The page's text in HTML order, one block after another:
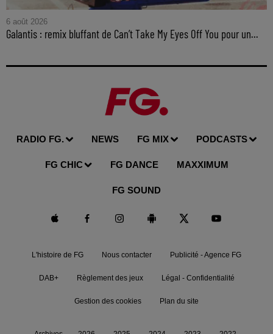
6 août 2026
Galantis : remix bluffant de Can’t Take My Eyes Off You pour un...
RADIO FG. NEWS FG MIX PODCASTS
FG CHIC FG DANCE MAXXIMUM
FG SOUND
L'histoire de FG Nous contacter Publicité - Agence FG
DAB+ Règlement des jeux Légal - Confidentialité
Gestion des cookies Plan du site